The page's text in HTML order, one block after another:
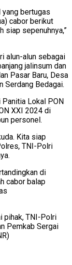
yang bertugas
cabor berikut
siap sepenuhnya,”
alun-alun sebagai
jalinsum dan
Pasar Baru, Desa
Serdang Bedagai.
Lokal PON
XXI 2024 di
personel.
Kita siap
TNI-Polri
di
cabor balap
pihak, TNI-Polri
Pemkab Sergai